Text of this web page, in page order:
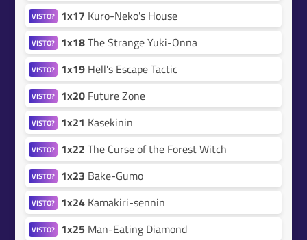
VISTO? 1x17 Kuro-Neko's House
VISTO? 1x18The Strange Yuki-Onna
VISTO? 1x19 Hell's Escape Tactic
VISTO? 1x20 Future Zone
VISTO? 1x21 Kasekinin
VISTO? 1x22 The Curse of the Forest Witch
VISTO? 1x23 Bake-Gumo
VISTO? 1x24 Kamakiri-sennin
VISTO? 1x25 Man-Eating Diamond